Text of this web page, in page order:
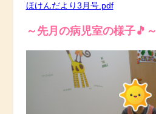
ほけんだより3月号.pdf
～先月の病児室の様子🎵～